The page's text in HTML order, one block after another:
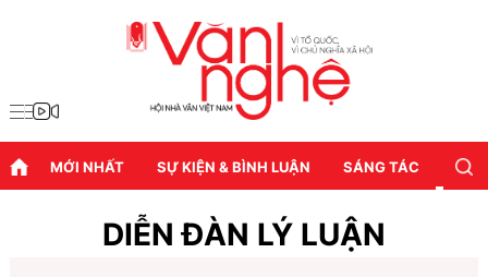
MỚI NHẤT SỰ KIỆN & BÌNH LUẬN SÁNG TÁC
DIỄN ĐÀN LÝ LUẬN